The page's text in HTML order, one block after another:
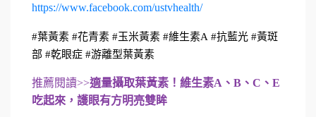
https://www.facebook.com/ustvhealth/
#葉黃素 #花青素 #玉米黃素 #維生素A #抗藍光 #黃斑
部 #乾眼症 #游離型葉黃素
推薦閱讀>>適量攝取葉黃素！維生素A、B、C、E
吃起來，護眼有方明亮雙眸